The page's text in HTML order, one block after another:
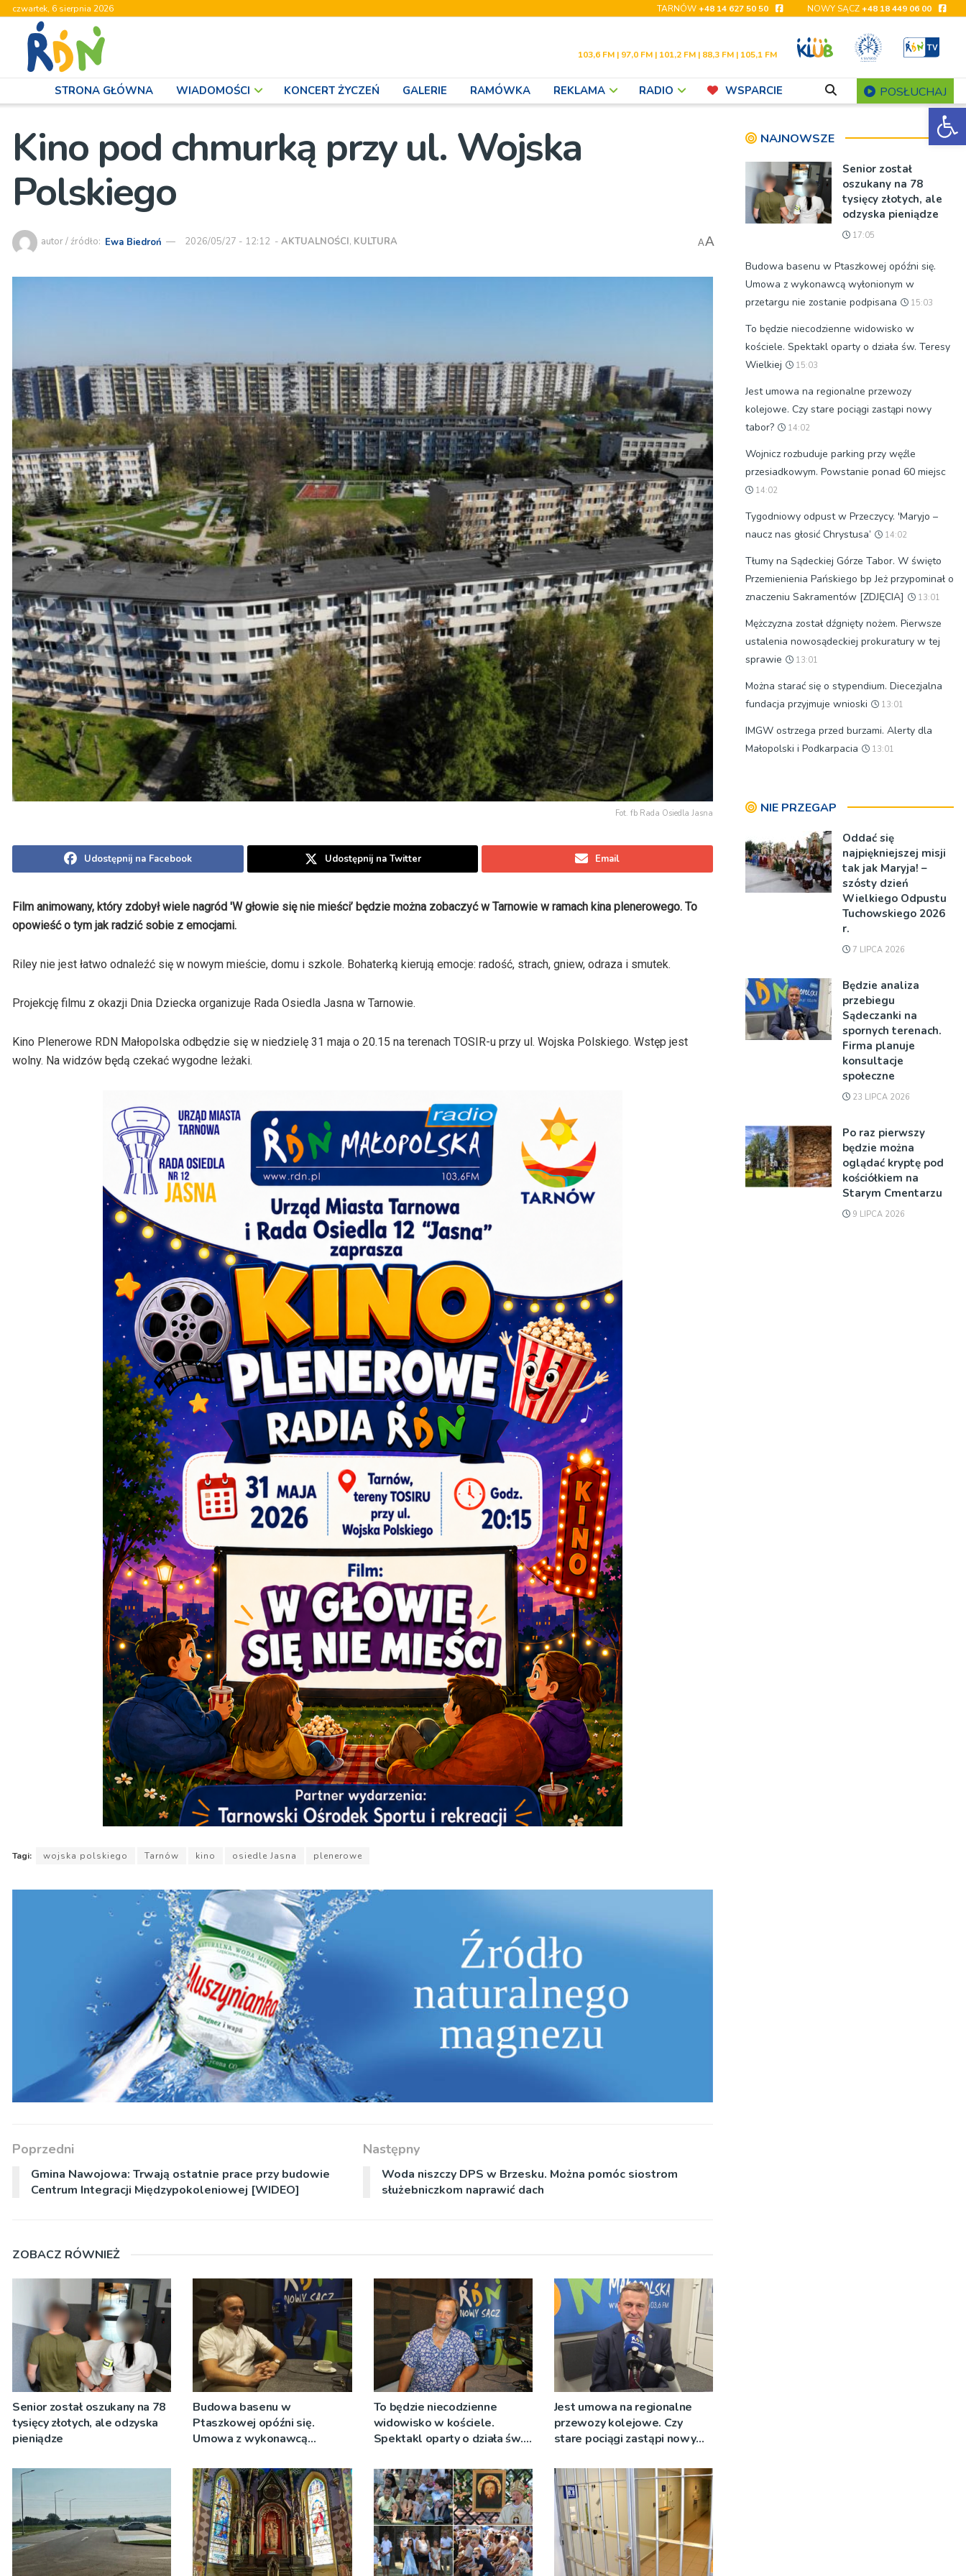
czwartek, 6 sierpnia 2026 TARNÓW+48 14 627 50 50 NOWY SĄCZ+48 18 449 06 00
103,6 FM | 97,0 FM | 101,2 FM | 88,3 FM | 105,1 FM
STRONA GŁÓWNA WIADOMOŚCI KONCERT ŻYCZEŃ GALERIE RAMÓWKA REKLAMA RADIO WSPARCIE POSŁUCHAJ
Kino pod chmurką przy ul. Wojska
Polskiego
autor / źródło: Ewa Biedroń 2026/05/27 - 12:12 - AKTUALNOŚCI, KULTURA AA
Fot. fb Rada Osiedla Jasna
Udostępnij na Facebook Udostępnij na Twitter Email
Film animowany, który zdobył wiele nagród 'W głowie się nie mieści’ będzie można zobaczyć w Tarnowie w ramach kina plenerowego. To
opowieść o tym jak radzić sobie z emocjami.
Riley nie jest łatwo odnaleźć się w nowym mieście, domu i szkole. Bohaterką kierują emocje: radość, strach, gniew, odraza i smutek.
Projekcję filmu z okazji Dnia Dziecka organizuje Rada Osiedla Jasna w Tarnowie.
Kino Plenerowe RDN Małopolska odbędzie się w niedzielę 31 maja o 20.15 na terenach TOSIR-u przy ul. Wojska Polskiego. Wstęp jest
wolny. Na widzów będą czekać wygodne leżaki.
Tagi: wojska polskiego Tarnów kino osiedle Jasna plenerowe
Poprzedni
Gmina Nawojowa: Trwają ostatnie prace przy budowie
Centrum Integracji Międzypokoleniowej [WIDEO]
Następny
Woda niszczy DPS w Brzesku. Można pomóc siostrom
służebniczkom naprawić dach
ZOBACZ RÓWNIEŻ
Senior został oszukany na 78
tysięcy złotych, ale odzyska
pieniądze
Budowa basenu w
Ptaszkowej opóźni się.
Umowa z wykonawcą
zostanie podpisana
To będzie niecodzienne
widowisko w kościele.
Spektakl oparty o działa św.
Jest umowa na regionalne
przewozy kolejowe. Czy
stare pociągi zastąpi nowy
NAJNOWSZE
Senior został
oszukany na 78
tysięcy złotych, ale
odzyska pieniądze
17:05
Budowa basenu w Ptaszkowej opóźni się.
Umowa z wykonawcą wyłonionym w
przetargu nie zostanie podpisana
15:03
To będzie niecodzienne widowisko w
kościele. Spektakl oparty o działa św. Teresy
Wielkiej
15:03
Jest umowa na regionalne przewozy
kolejowe. Czy stare pociągi zastąpi nowy
tabor?
14:02
Wojnicz rozbuduje parking przy węźle
przesiadkowym. Powstanie ponad 60 miejsc
14:02
Tygodniowy odpust w Przeczycy. 'Maryjo –
naucz nas głosić Chrystusa’
14:02
Tłumy na Sądeckiej Górze Tabor. W święto
Przemienienia Pańskiego bp Jeż przypominał o
znaczeniu Sakramentów [ZDJĘCIA]
13:01
Mężczyzna został dźgnięty nożem. Pierwsze
ustalenia nowosądeckiej prokuratury w tej
sprawie
13:01
Można starać się o stypendium. Diecezjalna
fundacja przyjmuje wnioski
13:01
IMGW ostrzega przed burzami. Alerty dla
Małopolski i Podkarpacia
13:01
NIE PRZEGAP
Oddać się
najpiękniejszej misji
tak jak Maryja! –
szósty dzień
Wielkiego Odpustu
Tuchowskiego 2026
r.
7 LIPCA 2026
Będzie analiza
przebiegu
Sądeczanki na
spornych terenach.
Firma planuje
konsultacje
społeczne
23 LIPCA 2026
Po raz pierwszy
będzie można
oglądać kryptę pod
kościółkiem na
Starym Cmentarzu
9 LIPCA 2026